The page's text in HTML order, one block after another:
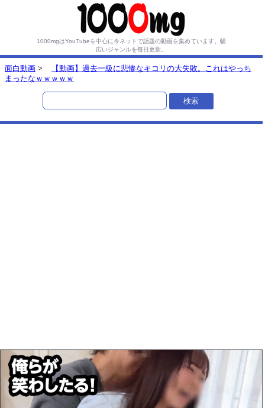
1000mgはYouTubeを中心に今ネットで話題の動画を集めています。 幅
広いジャンルを毎日更新。
面白動画 >
【動画】過去一級に悲惨なキコリの大失敗。これはやっち
まったなｗｗｗｗｗ